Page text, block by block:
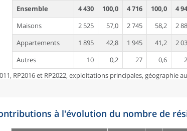
Ensemble
4 430 100,0 4 716 100,0 4
Maisons
2 525 57,0 2 745 58,2 2
Appartements
1 895 42,8 1 945 41,2 2
Autres
10 0,2 27 0,6
RP2016 et RP2022, exploitations principales, géographie
à l'évolution du nombre de